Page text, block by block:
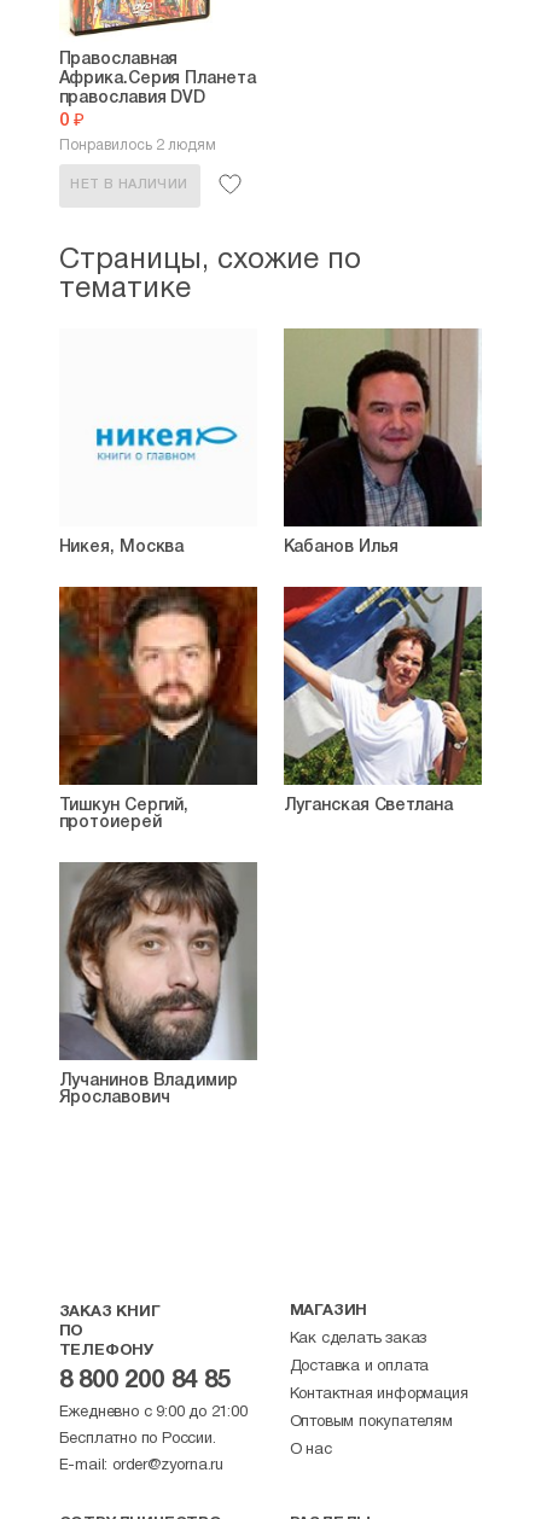
Православная
Африка.Серия Планета
православия DVD
0 ₽
Понравилось 2 людям
НЕТ В НАЛИЧИИ
Страницы, схожие по
тематике
Никея, Москва Кабанов Илья
Тишкун Сергий,
протоиерей
Луганская Светлана
Лучанинов Владимир
Ярославович
ЗАКАЗ КНИГ
ПО
ТЕЛЕФОНУ
8 800 200 84 85
Ежедневно с 9:00 до 21:00
Бесплатно по России.
E-mail: order@zyorna.ru
МАГАЗИН
Как сделать заказ
Доставка и оплата
Контактная информация
Оптовым покупателям
О нас